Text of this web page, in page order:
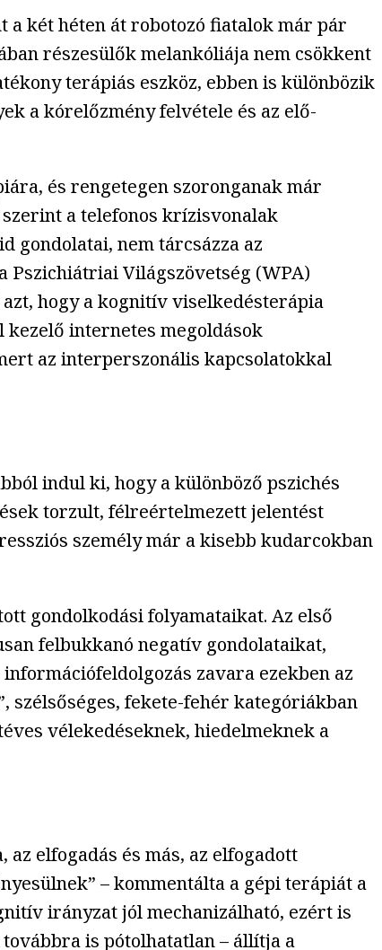
a két héten át robotozó fiatalok már pár
részesülők melankóliája nem csökkent
terápiás eszköz, ebben is különbözik
a kórelőzmény felvétele és az elő-
és rengetegen szoronganak már
a telefonos krízisvonalak
gondolatai, nem tárcsázza az
Világszövetség (WPA)
hogy a kognitív viselkedésterápia
internetes megoldások
az interperszonális kapcsolatokkal
indul ki, hogy a különböző pszichés
torzult, félreértelmezett jelentést
személy már a kisebb kudarcokban
gondolkodási folyamataikat. Az első
felbukkanó negatív gondolataikat,
zavara ezekben az
szélsőséges, fekete-fehér kategóriákban
vélekedéseknek, hiedelmeknek a
elfogadás és más, az elfogadott
– kommentálta a gépi terápiát a
irányzat jól mechanizálható, ezért is
is pótolhatatlan – állítja a